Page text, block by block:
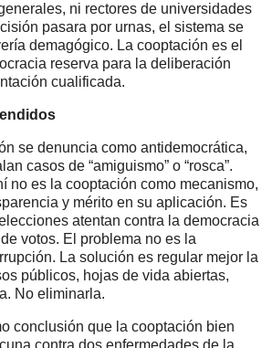
ni rectores de universidades
pasara por urnas, el sistema se
demagógico. La cooptación es el
reserva para la deliberación
cualificada.
se denuncia como antidemocrática,
casos de “amiguismo” o “rosca”.
no es la cooptación como mecanismo,
y mérito en su aplicación. Es
atentan contra la democracia
votos. El problema no es la
La solución es regular mejor la
públicos, hojas de vida abiertas,
No eliminarla.
conclusión que la cooptación bien
contra dos enfermedades de la